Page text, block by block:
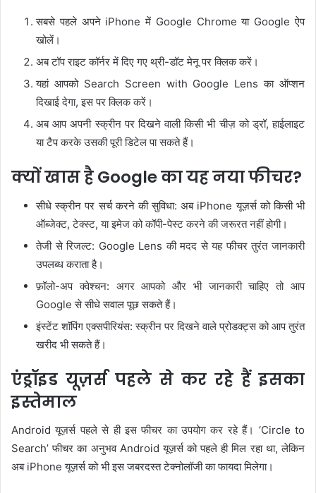
सबसे पहले अपने iPhone में Google Chrome या Google ऐप
खोलें।
अब टॉप राइट कॉर्नर में दिए गए थ्री-डॉट मेनू पर क्लिक करें।
यहां आपको Search Screen with Google Lens का ऑप्शन
दिखाई देगा, इस पर क्लिक करें।
अब आप अपनी स्क्रीन पर दिखने वाली किसी भी चीज़ को ड्रॉ, हाईलाइट
या टैप करके उसकी पूरी डिटेल पा सकते हैं।
क्यों खास है Google का यह नया फीचर?
सीधे स्क्रीन पर सर्च करने की सुविधा: अब iPhone यूज़र्स को किसी भी
ऑब्जेक्ट, टेक्स्ट, या इमेज को कॉपी-पेस्ट करने की जरूरत नहीं होगी।
तेजी से रिजल्ट: Google Lens की मदद से यह फीचर तुरंत जानकारी
उपलब्ध कराता है।
फ़ॉलो-अप क्वेश्चन: अगर आपको और भी जानकारी चाहिए तो आप
Google से सीधे सवाल पूछ सकते हैं।
इंस्टेंट शॉपिंग एक्सपीरियंस: स्क्रीन पर दिखने वाले प्रोडक्ट्स को आप तुरंत
खरीद भी सकते हैं।
एंड्रॉइड यूज़र्स पहले से कर रहे हैं इसका
इस्तेमाल
Android यूज़र्स पहले से ही इस फीचर का उपयोग कर रहे हैं। ‘Circle to
Search’ फीचर का अनुभव Android यूज़र्स को पहले ही मिल रहा था, लेकिन
अब iPhone यूज़र्स को भी इस जबरदस्त टेक्नोलॉजी का फायदा मिलेगा।